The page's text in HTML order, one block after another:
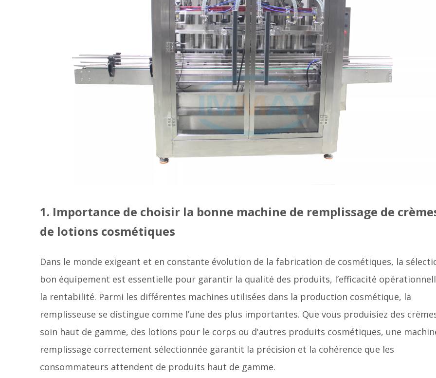
1. Importance de choisir la bonne machine de remplissage de
de lotions cosmétiques
Dans le monde exigeant et en constante évolution de la fabrication de cosmétiques, la
bon équipement est essentielle pour garantir la qualité des produits, l’efficacité
la rentabilité. Parmi les différentes machines utilisées dans la production cosmétique, la
remplisseuse se distingue comme l’une des plus importantes. Que vous produisiez des
soin haut de gamme, des lotions pour le corps ou d'autres produits cosmétiques, une
remplissage correctement sélectionnée garantit la précision et la cohérence que les
consommateurs attendent de produits haut de gamme.